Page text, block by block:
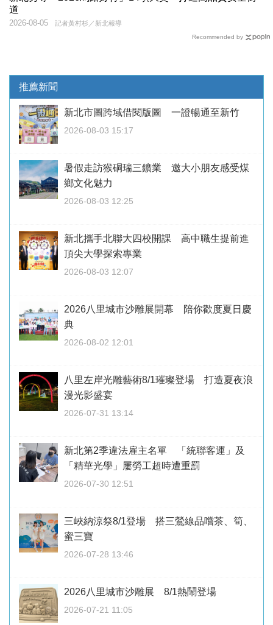
道
記者黃村杉／新北報導
2026-08-05
Recommended by
推薦新聞
新北市圖跨域借閱版圖 一證暢通至新竹
2026-08-03 15:17
暑假走訪猴硐瑞三鑛業 邀大小朋友感受煤
鄉文化魅力
2026-08-03 12:25
新北攜手北聯大四校開課 高中職生提前進
頂尖大學探索專業
2026-08-03 12:07
2026八里城市沙雕展開幕 陪你歡度夏日慶
典
2026-08-02 12:01
八里左岸光雕藝術8/1璀璨登場 打造夏夜浪
漫光影盛宴
2026-07-31 13:14
新北第2季違法雇主名單 「統聯客運」及
「精華光學」屢勞工超時遭重罰
2026-07-30 12:51
三峽納涼祭8/1登場 搭三鶯線品嚐茶、筍、
蜜三寶
2026-07-28 13:46
2026八里城市沙雕展 8/1熱鬧登場
2026-07-21 11:05